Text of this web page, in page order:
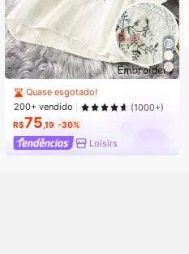
Quase esgotado!
200+ vendido
(1000+)
R$75 ,19 -30%
Loisirs